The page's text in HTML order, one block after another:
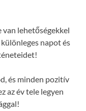
van lehetőségekkel
napot és
és minden pozitív
az év tele legyen